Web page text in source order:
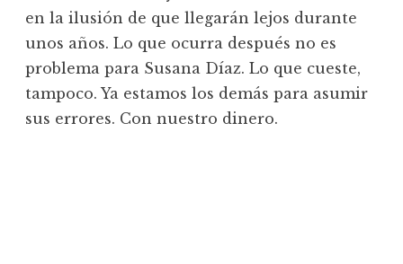
en la ilusión de que llegarán lejos durante
unos años. Lo que ocurra después no es
problema para Susana Díaz. Lo que cueste,
tampoco. Ya estamos los demás para asumir
sus errores. Con nuestro dinero.